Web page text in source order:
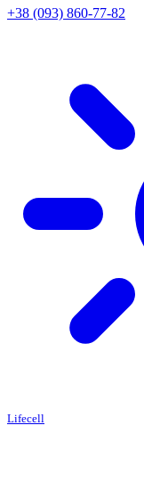
+38 (093) 860-77-82
Lifecell